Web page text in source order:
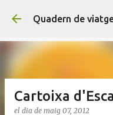
Salta al
Quadern de
Cartoixa
el dia de maig 07, 2012